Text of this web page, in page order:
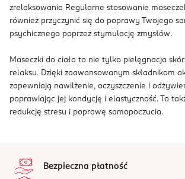
zrelaksowania Regularne stosowanie
również przyczynić się do poprawy Twojego
psychicznego poprzez stymulację zmysłów.
Maseczki do ciała to nie tylko pielęgnacja
relaksu. Dzięki zaawansowanym składnikom
zapewniają nawilżenie, oczyszczenie i
poprawiając jej kondycję i elastyczność. To
redukcję stresu i poprawę samopoczucia.
Bezpieczna płatność